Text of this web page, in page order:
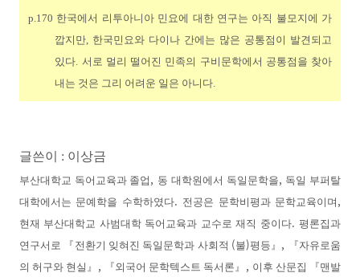
p.170 한국에서 리투아니아 민요에 대한 연구는 아직 불모지에 가
깝지만 한국민요와 다이나 간에는 많은 공통점이 발견되고
있다 서로 멀리 떨어진 민족의 구비문학에서 공통점을 찾아
내는 것은 그리 어려운 일은 아니다
글쓴이 : 이상금
부산대학교 독어교육과 졸업 , 동 대학원에서 독일문학을, 독일 부퍼탈
대학에서는 문예학을 수학하였다. 전공은 문학비평과 문학교육이며 ,
현재 부산대학교 사범대학 독어교육과 교수로 재직 중이다.평론집과
연구서로
『 전환기 잊혀진 독일문학과 사회적 (불)평등 』 , 『자유로움
의 허구와 현실 』 , 『외국어 문학텍스트 독서론 』 , 이후 산문집 『맨발